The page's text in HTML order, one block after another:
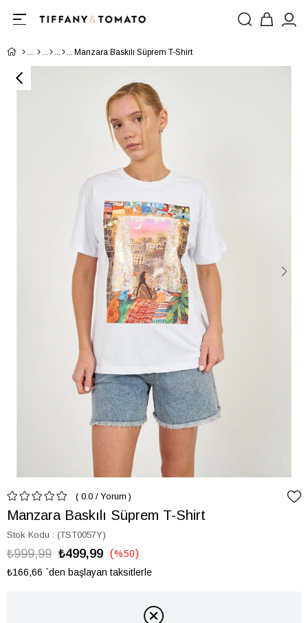
Manzara Baskılı Süprem T-Shirt
0.0 / Yorum
Manzara Baskılı Süprem T-Shirt
Stok Kodu (TST0057Y)
₺999,99 ₺499,99 %50
İndirim
₺166,66 `den başlayan taksitlerle